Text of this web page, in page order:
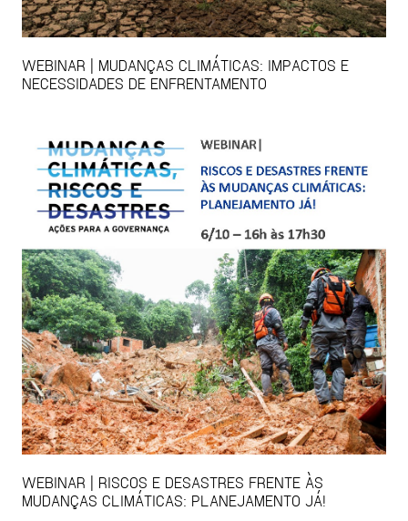
WEBINAR | MUDANÇAS CLIMÁTICAS: IMPACTOS E
NECESSIDADES DE ENFRENTAMENTO
WEBINAR | RISCOS E DESASTRES FRENTE ÀS
MUDANÇAS CLIMÁTICAS: PLANEJAMENTO JÁ!